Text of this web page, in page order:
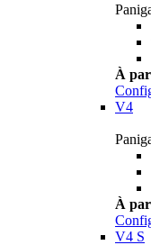
À
V4
À
V4 S